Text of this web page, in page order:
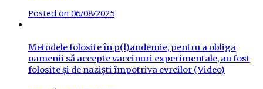
Posted on 06/08/2025
Metodele folosite în p(l)andemie, pentru a obliga
oamenii să accepte vaccinuri experimentale, au fost
folosite și de naziști împotriva evreilor (Video)